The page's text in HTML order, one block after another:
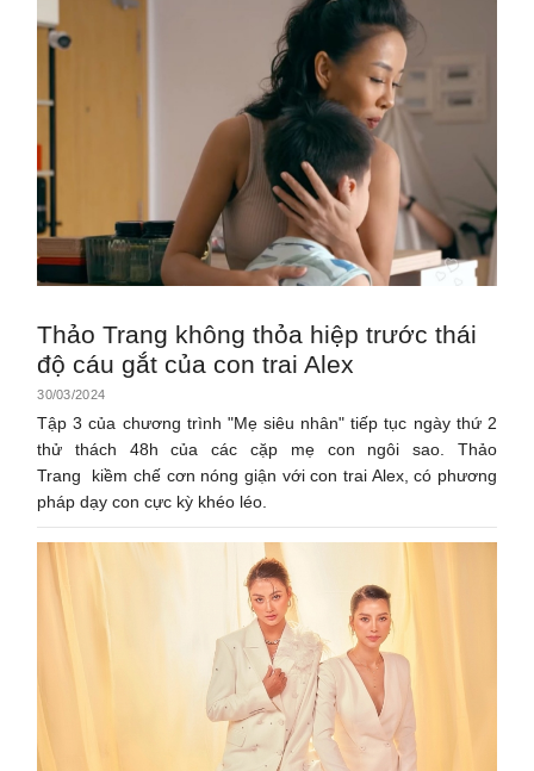
Thảo Trang không thỏa hiệp trước thái
độ cáu gắt của con trai Alex
30/03/2024
Tập 3 của chương trình "Mẹ siêu nhân" tiếp tục ngày thứ 2
thử thách 48h của các cặp mẹ con ngôi sao. Thảo
Trang kiềm chế cơn nóng giận với con trai Alex, có phương
pháp dạy con cực kỳ khéo léo.